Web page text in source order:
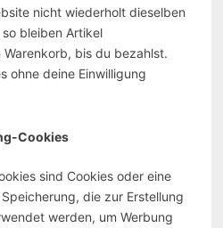
nicht wiederholt dieselben
bleiben Artikel
bis du bezahlst.
ohne deine Einwilligung
Cookies
sind Cookies oder eine
die zur Erstellung
werden, um Werbung